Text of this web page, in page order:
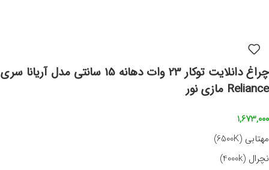
چراغ دانلایت توکار 23 وات دهانه 15 سانتی مدل آریانا سری
Reliance مازی نور
1,673,000
مهتابی (6500K)
نچرال (4000k)